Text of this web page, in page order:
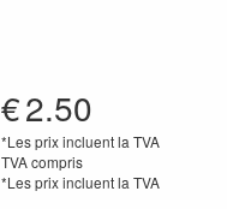
€2.50
*Les prix incluent la TVA
TVA compris
*Les prix incluent la TVA